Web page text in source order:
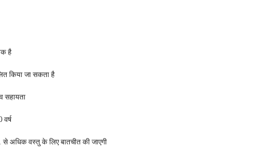
है
किया जा सकता है
सहायता
से अधिक वस्तु के लिए बातचीत की जाएगी